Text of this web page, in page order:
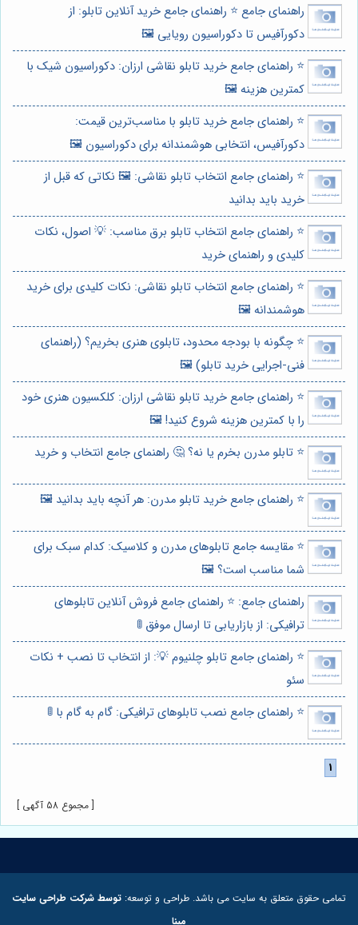
راهنمای جامع ⭐️ راهنمای جامع خرید آنلاین تابلو: از
دکورآفیس تا دکوراسیون رویایی 🖼️
⭐️ راهنمای جامع خرید تابلو نقاشی ارزان: دکوراسیون شیک با
کمترین هزینه 🖼️
⭐️ راهنمای جامع خرید تابلو با مناسب‌ترین قیمت:
دکورآفیس، انتخابی هوشمندانه برای دکوراسیون 🖼️
⭐️ راهنمای جامع انتخاب تابلو نقاشی: 🖼️ نکاتی که قبل از
خرید باید بدانید
⭐️ راهنمای جامع انتخاب تابلو برق مناسب: 💡 اصول، نکات
کلیدی و راهنمای خرید
⭐️ راهنمای جامع انتخاب تابلو نقاشی: نکات کلیدی برای خرید
هوشمندانه 🖼️
⭐️ چگونه با بودجه محدود، تابلوی هنری بخریم؟ (راهنمای
فنی-اجرایی خرید تابلو) 🖼️
⭐️ راهنمای جامع خرید تابلو نقاشی ارزان: کلکسیون هنری خود
را با کمترین هزینه شروع کنید! 🖼️
⭐️ تابلو مدرن بخرم یا نه؟ 🤔 راهنمای جامع انتخاب و خرید
⭐️ راهنمای جامع خرید تابلو مدرن: هر آنچه باید بدانید 🖼️
⭐️ مقایسه جامع تابلوهای مدرن و کلاسیک: کدام سبک برای
شما مناسب است؟ 🖼️
راهنمای جامع: ⭐️ راهنمای جامع فروش آنلاین تابلوهای
ترافیکی: از بازاریابی تا ارسال موفق 🚦
⭐️ راهنمای جامع تابلو چلنیوم 💡: از انتخاب تا نصب + نکات
سئو
⭐️ راهنمای جامع نصب تابلوهای ترافیکی: گام به گام با 🚦
[ مجموع 58 آگهی ]
تمامی حقوق متعلق به سایت می باشد. طراحی و توسعه: توسط شرکت طراحی سایت
مبنا